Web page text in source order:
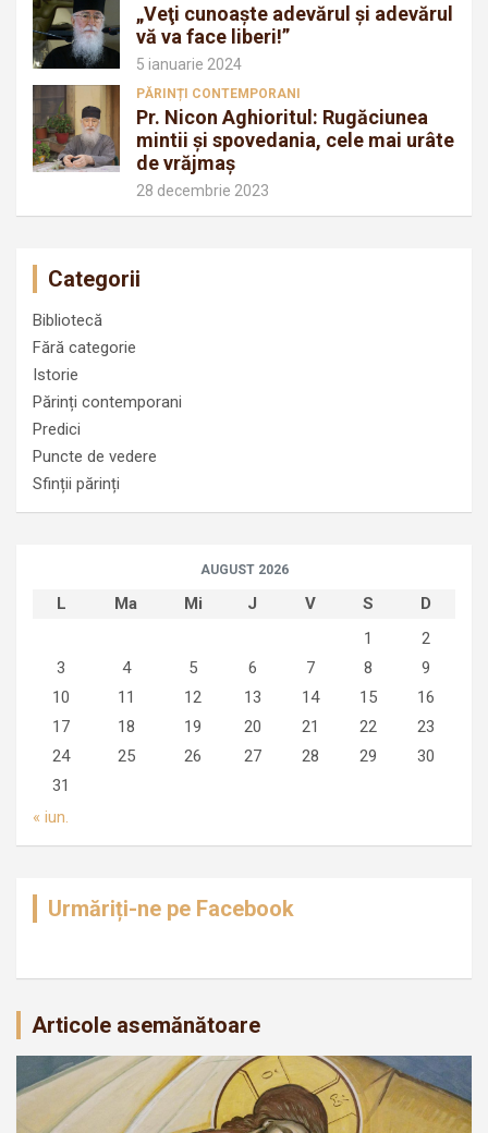
„Veţi cunoaşte adevărul şi adevărul
vă va face liberi!”
5 ianuarie 2024
PĂRINȚI CONTEMPORANI
Pr. Nicon Aghioritul: Rugăciunea
mintii și spovedania, cele mai urâte
de vrăjmaș
28 decembrie 2023
Categorii
Bibliotecă
Fără categorie
Istorie
Părinți contemporani
Predici
Puncte de vedere
Sfinții părinți
AUGUST 2026
L Ma Mi J V S
D
1
2
3
4 5 6 7 8
9
10
11 12 13 14 15
16
17
18 19 20 21 22
23
24
25 26 27 28 29
30
31
« iun.
Urmăriți-ne pe Facebook
Articole asemănătoare